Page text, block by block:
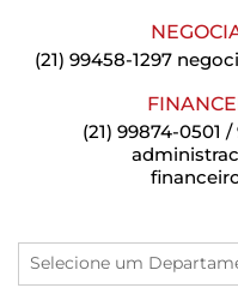
(21) 99458-1297
(21) 99874-0501